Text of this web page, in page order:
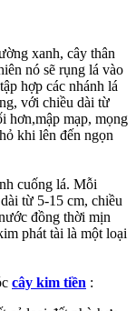
xanh, cây thân
nó sẽ rụng lá vào
hợp các nhánh lá
với chiều dài từ
hơn,mập mạp, mọng
khi lên đến ngọn
cuống lá. Mỗi
từ 5-15 cm, chiều
đồng thời mịn
phát tài là một loại
cây kim tiền :